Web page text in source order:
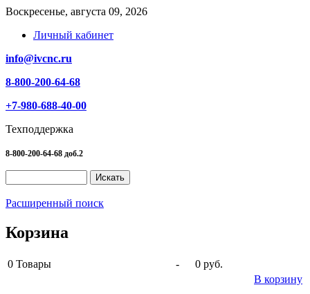
Воскресенье, августа 09, 2026
Личный кабинет
info@ivcnc.ru
8-800-200-64-68
+7-980-688-40-00
Техподдержка
8-800-200-64-68 доб.2
Расширенный поиск
Корзина
0 Товары -
0 руб.
В корзину